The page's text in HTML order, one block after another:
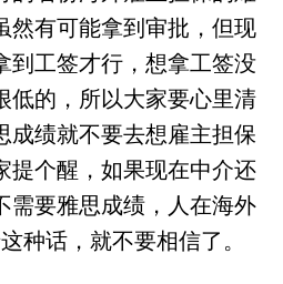
然有可能拿到审批，但现
到工签才行，想拿工签没
低的，所以大家要心里清
成绩就不要去想雇主担保
提个醒，如果现在中介还
需要雅思成绩，人在海外
种话，就不要相信了。